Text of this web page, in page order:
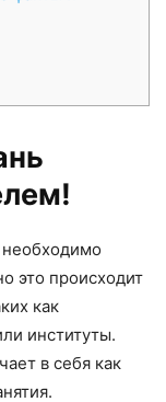
это происходит
как
институты.
в себя как